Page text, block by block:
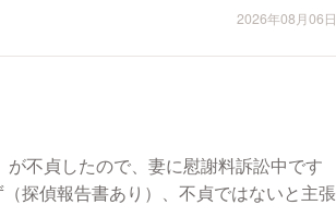
2026年08月06日
が不貞したので、妻に慰謝料訴訟中です
探偵報告書あり）、不貞ではないと主張